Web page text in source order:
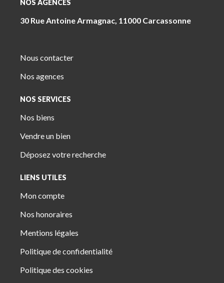
NOS AGENCES
30 Rue Antoine Armagnac, 11000 Carcassonne
Nous contacter
Nos agences
NOS SERVICES
Nos biens
Vendre un bien
Déposez votre recherche
LIENS UTILES
Mon compte
Nos honoraires
Mentions légales
Politique de confidentialité
Politique des cookies